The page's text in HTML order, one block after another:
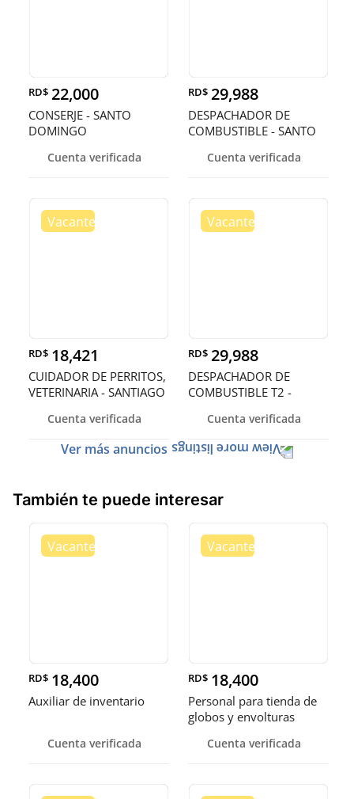
RD$ 22,000
CONSERJE - SANTO
DOMINGO
Cuenta verificada
RD$ 29,988
DESPACHADOR DE
COMBUSTIBLE - SANTO
Cuenta verificada
RD$ 18,421
CUIDADOR DE PERRITOS,
VETERINARIA - SANTIAGO
Cuenta verificada
RD$ 29,988
DESPACHADOR DE
COMBUSTIBLE T2 -
Cuenta verificada
Ver más anuncios
También te puede interesar
RD$ 18,400
Auxiliar de inventario
Cuenta verificada
RD$ 18,400
Personal para tienda de
globos y envolturas
Cuenta verificada